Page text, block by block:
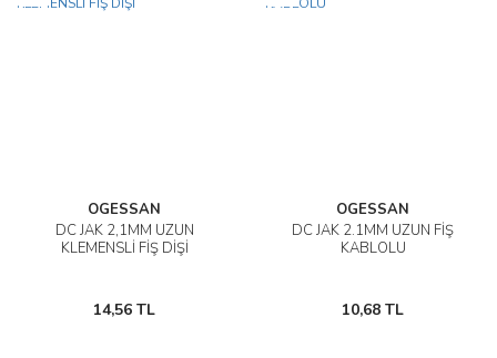
OGESSAN
DC JAK 2,1MM UZUN
KLEMENSLİ FİŞ DİŞİ
14,56 TL
OGESSAN
DC JAK 2.1MM UZUN FİŞ
KABLOLU
10,68 TL